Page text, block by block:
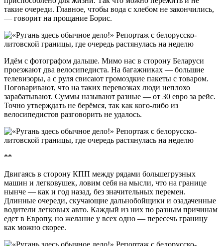
такие очереди. Главное, чтобы вода с хлебом не закончились,
— говорит на прощание Борис.
Идём с фотографом дальше. Мимо нас в сторону Беларуси
проезжают два велосипедиста. На багажниках — большие
телевизоры, а с руля свисают громоздкие пакеты с товаром.
Поговаривают, что на таких перевозках люди неплохо
зарабатывают. Суммы называют разные — от 30 евро за рейс.
Точно утверждать не берёмся, так как кого-либо из
велосипедистов разговорить не удалось.
**
Двигаясь в сторону КПП между рядами большегрузных
машин и легковушек, ловим себя на мысли, что на границе
нынче — как и год назад, без значительных перемен.
Длинные очереди, скучающие дальнобойщики и озадаченные
водители легковых авто. Каждый из них по разным причинам
едет в Европу, но желание у всех одно — пересечь границу
как можно скорее.